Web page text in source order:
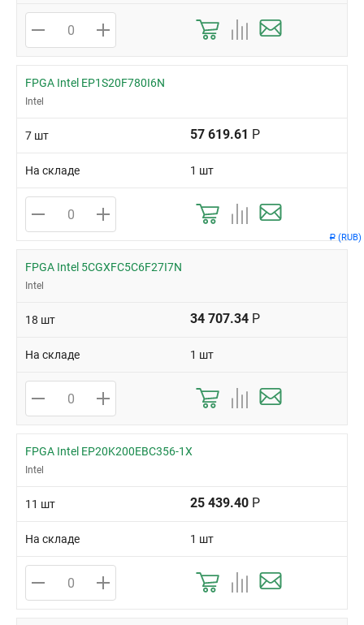
Р (RUB)
FPGA Intel EP1S20F780I6N
Intel
7 шт 57 619.61 Р
На складе 1 шт
FPGA Intel 5CGXFC5C6F27I7N
Intel
18 шт 34 707.34 Р
На складе 1 шт
FPGA Intel EP20K200EBC356-1X
Intel
11 шт 25 439.40 Р
На складе 1 шт